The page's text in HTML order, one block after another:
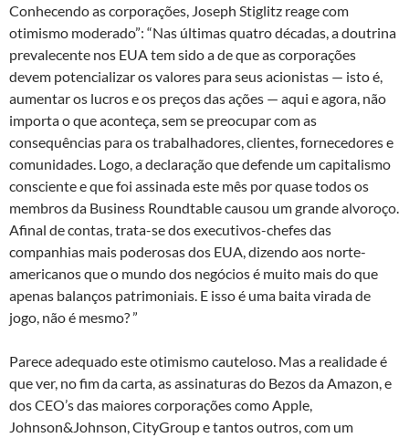
Conhecendo as corporações, Joseph Stiglitz reage com
otimismo moderado”: “Nas últimas quatro décadas, a doutrina
prevalecente nos EUA tem sido a de que as corporações
devem potencializar os valores para seus acionistas — isto é,
aumentar os lucros e os preços das ações — aqui e agora, não
importa o que aconteça, sem se preocupar com as
consequências para os trabalhadores, clientes, fornecedores e
comunidades. Logo, a declaração que defende um capitalismo
consciente e que foi assinada este mês por quase todos os
membros da Business Roundtable causou um grande alvoroço.
Afinal de contas, trata-se dos executivos-chefes das
companhias mais poderosas dos EUA, dizendo aos norte-
americanos que o mundo dos negócios é muito mais do que
apenas balanços patrimoniais. E isso é uma baita virada de
jogo, não é mesmo? ”
Parece adequado este otimismo cauteloso. Mas a realidade é
que ver, no fim da carta, as assinaturas do Bezos da Amazon, e
dos CEO’s das maiores corporações como Apple,
Johnson&Johnson, CityGroup e tantos outros, com um